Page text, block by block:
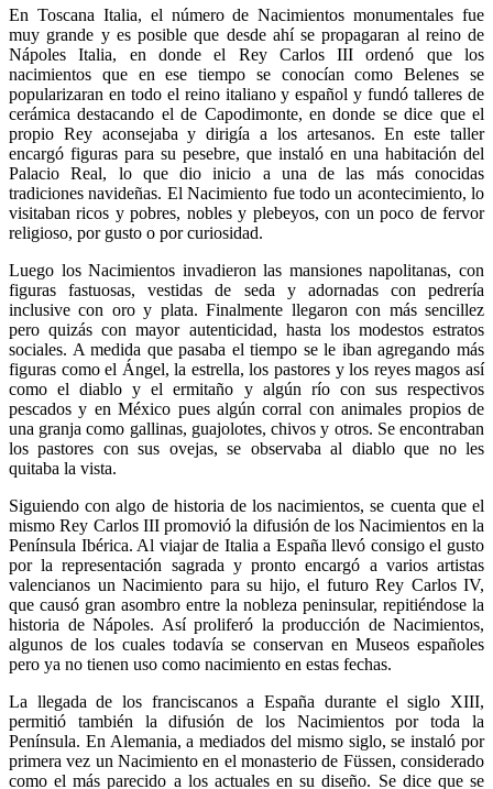
En Toscana Italia, el número de Nacimientos monumentales fue
muy grande y es posible que desde ahí se propagaran al reino de
Nápoles Italia, en donde el Rey Carlos III ordenó que los
nacimientos que en ese tiempo se conocían como Belenes se
popularizaran en todo el reino italiano y español y fundó talleres de
cerámica destacando el de Capodimonte, en donde se dice que el
propio Rey aconsejaba y dirigía a los artesanos. En este taller
encargó figuras para su pesebre, que instaló en una habitación del
Palacio Real, lo que dio inicio a una de las más conocidas
tradiciones navideñas. El Nacimiento fue todo un acontecimiento, lo
visitaban ricos y pobres, nobles y plebeyos, con un poco de fervor
religioso, por gusto o por curiosidad.
Luego los Nacimientos invadieron las mansiones napolitanas, con
figuras fastuosas, vestidas de seda y adornadas con pedrería
inclusive con oro y plata. Finalmente llegaron con más sencillez
pero quizás con mayor autenticidad, hasta los modestos estratos
sociales. A medida que pasaba el tiempo se le iban agregando más
figuras como el Ángel, la estrella, los pastores y los reyes magos así
como el diablo y el ermitaño y algún río con sus respectivos
pescados y en México pues algún corral con animales propios de
una granja como gallinas, guajolotes, chivos y otros. Se encontraban
los pastores con sus ovejas, se observaba al diablo que no les
quitaba la vista.
Siguiendo con algo de historia de los nacimientos, se cuenta que el
mismo Rey Carlos III promovió la difusión de los Nacimientos en la
Península Ibérica. Al viajar de Italia a España llevó consigo el gusto
por la representación sagrada y pronto encargó a varios artistas
valencianos un Nacimiento para su hijo, el futuro Rey Carlos IV,
que causó gran asombro entre la nobleza peninsular, repitiéndose la
historia de Nápoles. Así proliferó la producción de Nacimientos,
algunos de los cuales todavía se conservan en Museos españoles
pero ya no tienen uso como nacimiento en estas fechas.
La llegada de los franciscanos a España durante el siglo XIII,
permitió también la difusión de los Nacimientos por toda la
Península. En Alemania, a mediados del mismo siglo, se instaló por
primera vez un Nacimiento en el monasterio de Füssen, considerado
como el más parecido a los actuales en su diseño. Se dice que se